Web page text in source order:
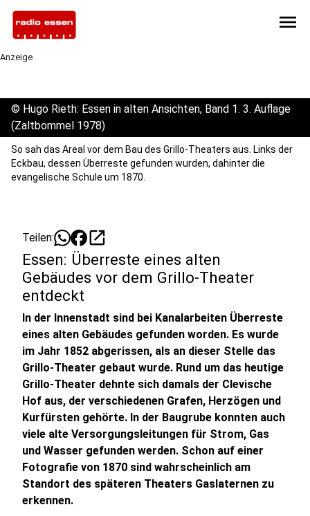
menu
Anzeige
© Hugo Rieth: Essen in alten Ansichten, Band 1. 3. Auflage
(Zaltbommel 1978)
So sah das Areal vor dem Bau des Grillo-Theaters aus. Links der
Eckbau, dessen Überreste gefunden wurden, dahinter die
evangelische Schule um 1870.
Teilen: open_in_new
Essen: Überreste eines alten
Gebäudes vor dem Grillo-Theater
entdeckt
In der Innenstadt sind bei Kanalarbeiten Überreste
eines alten Gebäudes gefunden worden. Es wurde
im Jahr 1852 abgerissen, als an dieser Stelle das
Grillo-Theater gebaut wurde. Rund um das heutige
Grillo-Theater dehnte sich damals der Clevische
Hof aus, der verschiedenen Grafen, Herzögen und
Kurfürsten gehörte. In der Baugrube konnten auch
viele alte Versorgungsleitungen für Strom, Gas
und Wasser gefunden werden. Schon auf einer
Fotografie von 1870 sind wahrscheinlich am
Standort des späteren Theaters Gaslaternen zu
erkennen.